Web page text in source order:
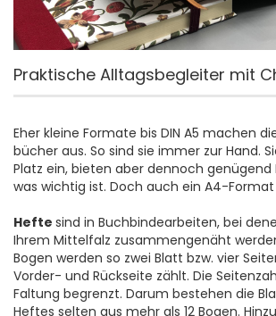
Praktische Alltagsbegleiter mit
Eher kleine Formate bis DIN A5 machen
bücher aus. So sind sie immer zur Hand.
Platz ein, bieten aber dennoch genügend
was wichtig ist. Doch auch ein A4-
Hefte sind in Buchbindearbeiten, bei
Ihrem Mittelfalz zusammengenäht
Bogen werden so zwei Blatt bzw. vier
Vorder- und Rückseite zählt. Die
Faltung begrenzt. Darum bestehen die
Heftes selten aus mehr als 12 Bogen.